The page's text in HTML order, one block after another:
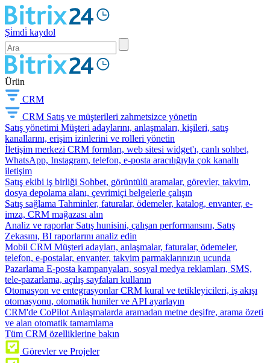
Şi̇mdi̇ kaydol
Ürün
CRM
CRM Satış ve müşterileri zahmetsizce yönetin
Satış yönetimi Müşteri adaylarını, anlaşmaları, kişileri, satış
kanallarını, erişim izinlerini ve rolleri yönetin
İletişim merkezi CRM formları, web sitesi widget'ı, canlı sohbet,
WhatsApp, Instagram, telefon, e-posta aracılığıyla çok kanallı
iletişim
Satış ekibi iş birliği Sohbet, görüntülü aramalar, görevler, takvim,
dosya depolama alanı, çevrimiçi belgelerle çalışın
Satış sağlama Tahminler, faturalar, ödemeler, katalog, envanter, e-
imza, CRM mağazası alın
Analiz ve raporlar Satış hunisini, çalışan performansını, Satış
Zekasını, BI raporlarını analiz edin
Mobil CRM Müşteri adayları, anlaşmalar, faturalar, ödemeler,
telefon, e-postalar, envanter, takvim parmaklarınızın ucunda
Pazarlama E-posta kampanyaları, sosyal medya reklamları, SMS,
tele-pazarlama, açılış sayfaları kullanın
Otomasyon ve entegrasyonlar CRM kural ve tetikleyicileri, iş akışı
otomasyonu, otomatik huniler ve API ayarlayın
CRM'de CoPilot Anlaşmalarda aramadan metne deşifre, arama özeti
ve alan otomatik tamamlama
Tüm CRM özelliklerine bakın
Görevler ve Projeler